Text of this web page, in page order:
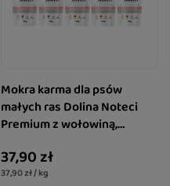
Mokra karma dla psów
małych ras Dolina Noteci
Premium z wołowiną,
10 x 100 g
37,90 zł
37,90 zł / kg